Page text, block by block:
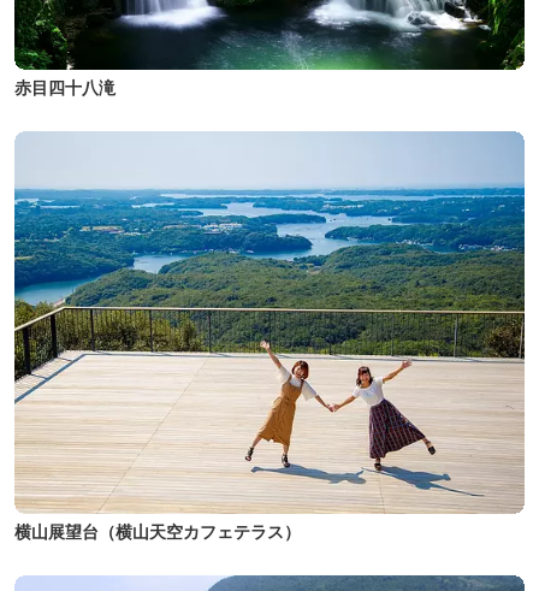
赤目四十八滝
横山展望台（横山天空カフェテラス）